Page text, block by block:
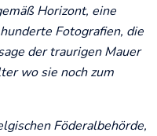
Horizont, eine
Fotografien, die
der traurigen Mauer
wo sie noch zum
Föderalbehörde,